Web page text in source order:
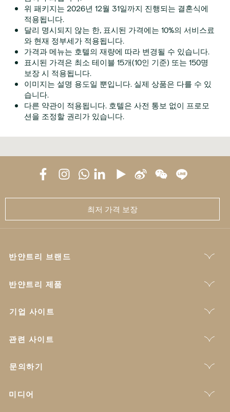
위 패키지는 2026년 12월 31일까지 진행되는 결혼식에
적용됩니다.
달리 명시되지 않는 한, 표시된 가격에는 10%의 서비스료
와 현재 정부세가 적용됩니다.
가격과 메뉴는 호텔의 재량에 따라 변경될 수 있습니다.
표시된 가격은 최소 테이블 15개(10인 기준) 또는 150명
보장 시 적용됩니다.
이미지는 설명 용도일 뿐입니다. 실제 상품은 다를 수 있
습니다.
다른 약관이 적용됩니다. 호텔은 사전 통보 없이 프로모
션을 조정할 권리가 있습니다.
최저 가격 보장
반얀트리 브랜드
반얀트리 제품
기업 사이트
관련 사이트
문의하기
미디어